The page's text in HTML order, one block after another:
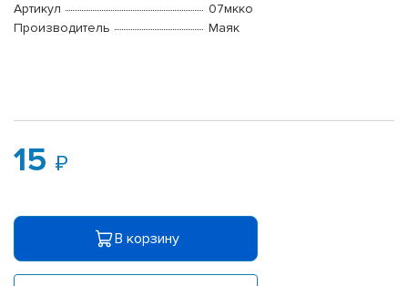
Артикул
07мкко
Производитель
Маяк
15
В корзину